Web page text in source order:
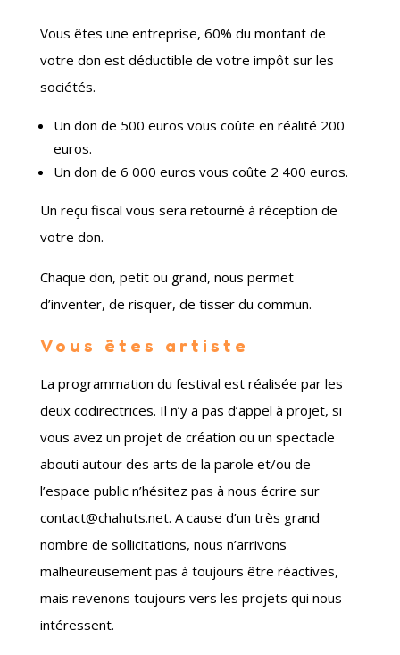
Vous êtes une entreprise, 60% du montant de
votre don est déductible de votre impôt sur les
sociétés.
Un don de 500 euros vous coûte en réalité 200
euros.
Un don de 6 000 euros vous coûte 2 400 euros.
Un reçu fiscal vous sera retourné à réception de
votre don.
Chaque don, petit ou grand, nous permet
d’inventer, de risquer, de tisser du commun.
Vous êtes artiste
La programmation du festival est réalisée par les
deux codirectrices. Il n’y a pas d’appel à projet, si
vous avez un projet de création ou un spectacle
abouti autour des arts de la parole et/ou de
l’espace public n’hésitez pas à nous écrire sur
contact@chahuts.net. A cause d’un très grand
nombre de sollicitations, nous n’arrivons
malheureusement pas à toujours être réactives,
mais revenons toujours vers les projets qui nous
intéressent.